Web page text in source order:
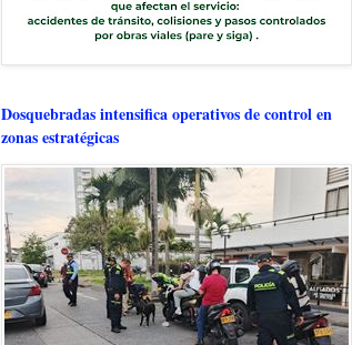
Dosquebradas intensifica operativos de control en
zonas estratégicas